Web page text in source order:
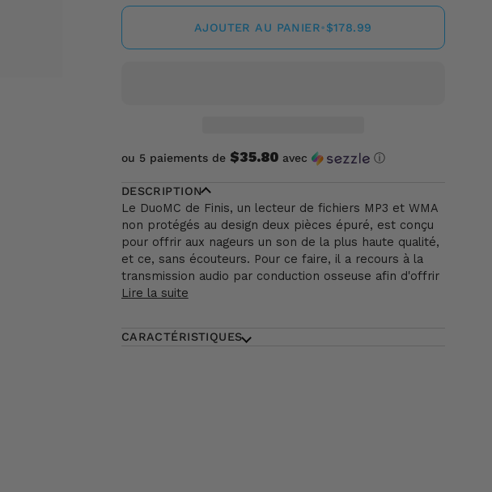
AJOUTER AU PANIER•$178.99
ou 5 paiements de $35.80avec ⓘ
DESCRIPTION
Le DuoMC de Finis, un lecteur de fichiers MP3 et WMA
non protégés au design deux pièces épuré, est conçu
pour offrir aux nageurs un son de la plus haute qualité,
et ce, sans écouteurs. Pour ce faire, il a recours à la
transmission audio par conduction osseuse afin d'offrir
Lire la suite
CARACTÉRISTIQUES